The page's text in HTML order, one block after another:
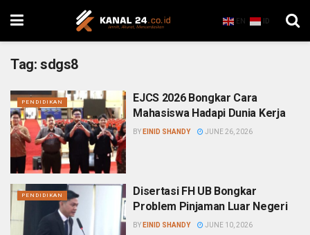
EN ID
Tag: sdgs8
PENDIDIKAN
EJCS 2026 Bongkar Cara
Mahasiswa Hadapi Dunia Kerja
BY EINID SHANDY JUNE 26, 2026
PENDIDIKAN
Disertasi FH UB Bongkar
Problem Pinjaman Luar Negeri
BY EINID SHANDY JUNE 10, 2026